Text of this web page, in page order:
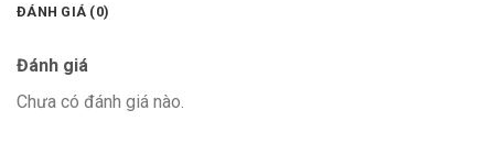
ĐÁNH GIÁ (0)
Đánh giá
Chưa có đánh giá nào.